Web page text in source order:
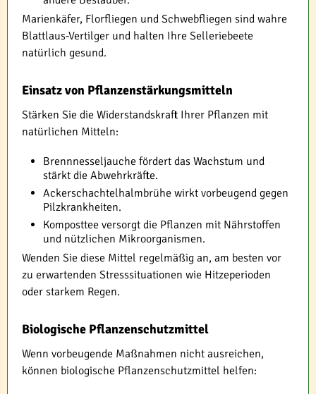
Marienkäfer, Florfliegen und Schwebfliegen sind wahre
Blattlaus-Vertilger und halten Ihre Selleriebeete
natürlich gesund.
Einsatz von Pflanzenstärkungsmitteln
Stärken Sie die Widerstandskraft Ihrer Pflanzen mit
natürlichen Mitteln:
Brennnesseljauche fördert das Wachstum und
stärkt die Abwehrkräfte.
Ackerschachtelhalmbrühe wirkt vorbeugend gegen
Pilzkrankheiten.
Komposttee versorgt die Pflanzen mit Nährstoffen
und nützlichen Mikroorganismen.
Wenden Sie diese Mittel regelmäßig an, am besten vor
zu erwartenden Stresssituationen wie Hitzeperioden
oder starkem Regen.
Biologische Pflanzenschutzmittel
Wenn vorbeugende Maßnahmen nicht ausreichen,
können biologische Pflanzenschutzmittel helfen: